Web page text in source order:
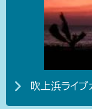
吹上浜ライブ